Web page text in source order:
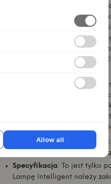
Umieść lampę Intelligent w
elegancki i funkcjonalny
na patio lub w ogrodzie. Stal
warunki atmosferyczne, a
zapobiega gromadzeniu się
serii Ambience, aby
Firma Steffensen & Würtz jest
projektów z naciskiem na
tradycję projektowania z
wszechstronnymi produktami,
Razem tworzą estetyczne
Materiały: stal nierdzewna z
malowana proszkowo;
Specyfikacja: To jest tylko
Lampę Intelligent należy
Allow all